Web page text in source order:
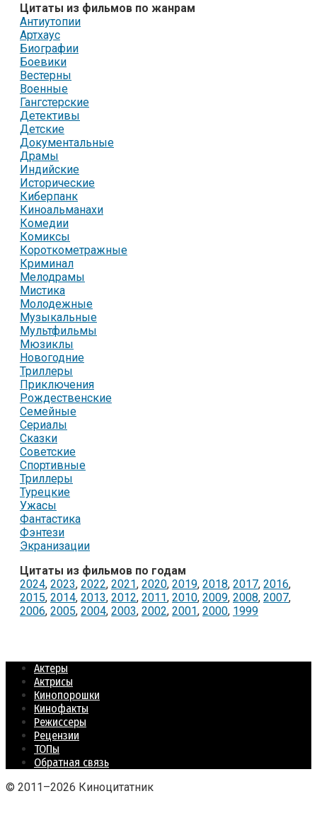
Цитаты из фильмов по жанрам
Антиутопии
Артхаус
Биографии
Боевики
Вестерны
Военные
Гангстерские
Детективы
Детские
Документальные
Драмы
Индийские
Исторические
Киберпанк
Киноальманахи
Комедии
Комиксы
Короткометражные
Криминал
Мелодрамы
Мистика
Молодежные
Музыкальные
Мультфильмы
Мюзиклы
Новогодние
Триллеры
Приключения
Рождественские
Семейные
Сериалы
Сказки
Советские
Спортивные
Триллеры
Турецкие
Ужасы
Фантастика
Фэнтези
Экранизации
Цитаты из фильмов по годам
2024, 2023, 2022, 2021, 2020, 2019, 2018, 2017, 2016,
2015, 2014, 2013, 2012, 2011, 2010, 2009, 2008, 2007,
2006, 2005, 2004, 2003, 2002, 2001, 2000, 1999
Актеры
Актрисы
Кинопорошки
Кинофакты
Режиссеры
Рецензии
ТОПы
Обратная связь
© 2011–2026 Киноцитатник